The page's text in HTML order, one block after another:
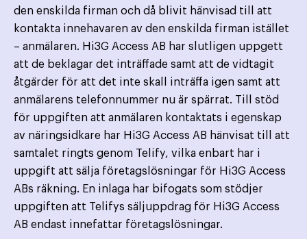
den enskilda firman och då blivit hänvisad till att
kontakta innehavaren av den enskilda firman istället
– anmälaren. Hi3G Access AB har slutligen uppgett
att de beklagar det inträffade samt att de vidtagit
åtgärder för att det inte skall inträffa igen samt att
anmälarens telefonnummer nu är spärrat. Till stöd
för uppgiften att anmälaren kontaktats i egenskap
av näringsidkare har Hi3G Access AB hänvisat till att
samtalet ringts genom Telify, vilka enbart har i
uppgift att sälja företagslösningar för Hi3G Access
ABs räkning. En inlaga har bifogats som stödjer
uppgiften att Telifys säljuppdrag för Hi3G Access
AB endast innefattar företagslösningar.